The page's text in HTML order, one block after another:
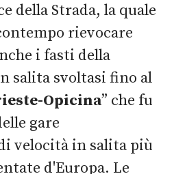
della Strada, la quale
rievocare
i fasti della
salita svoltasi fino al
Opicina” che fu
gare
velocità in salita più
d'Europa. Le